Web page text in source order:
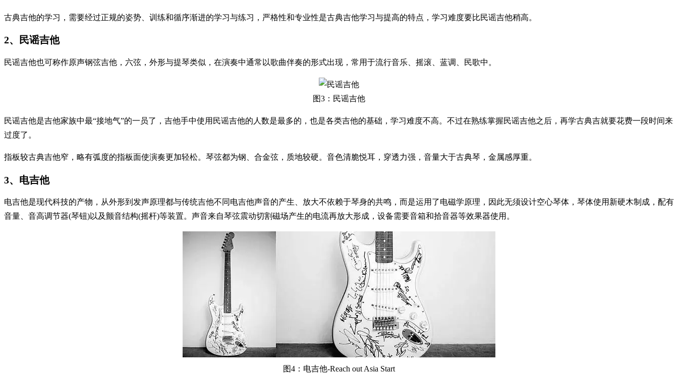
古典吉他的学习，需要经过正规的姿势、训练和循序渐进的学习与练习，严格性和专业性是古典吉他学习与提高的特点，学习难度要比民谣吉他稍高。
2、民谣吉他
民谣吉他也可称作原声钢弦吉他，六弦，外形与提琴类似，在演奏中通常以歌曲伴奏的形式出现，常用于流行音乐、摇滚、蓝调、民歌中。
图3：民谣吉他
民谣吉他是吉他家族中最“接地气”的一员了，吉他手中使用民谣吉他的人数是最多的，也是各类吉他的基础，学习难度不高。不过在熟练掌握民谣吉他之后，再学古典吉就要花费一段时间来
过度了。
指板较古典吉他窄，略有弧度的指板面使演奏更加轻松。琴弦都为钢、合金弦，质地较硬。音色清脆悦耳，穿透力强，音量大于古典琴，金属感厚重。
3、电吉他
电吉他是现代科技的产物，从外形到发声原理都与传统吉他不同电吉他声音的产生、放大不依赖于琴身的共鸣，而是运用了电磁学原理，因此无须设计空心琴体，琴体使用新硬木制成，配有
音量、音高调节器(琴钮)以及颤音结构(摇杆)等装置。声音来自琴弦震动切割磁场产生的电流再放大形成，设备需要音箱和拾音器等效果器使用。
图4：电吉他-Reach out Asia Start